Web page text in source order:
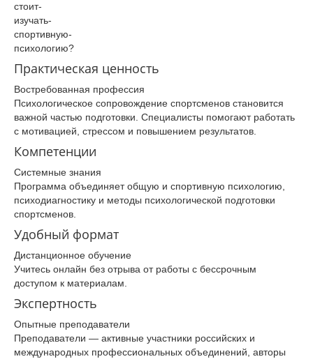
стоит­
изучать­
спортивную­
психологию­?
Практическая ценность
Востребованная профессия
Психологическое сопровождение спортсменов становится
важной частью подготовки. Специалисты помогают работать
с мотивацией, стрессом и повышением результатов.
Компетенции
Системные знания
Программа объединяет общую и спортивную психологию,
психодиагностику и методы психологической подготовки
спортсменов.
Удобный формат
Дистанционное обучение
Учитесь онлайн без отрыва от работы с бессрочным
доступом к материалам.
Экспертность
Опытные преподаватели
Преподаватели — активные участники российских и
международных профессиональных объединений, авторы